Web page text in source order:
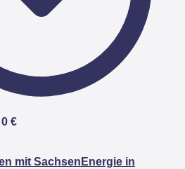
0 €
mit SachsenEnergie in